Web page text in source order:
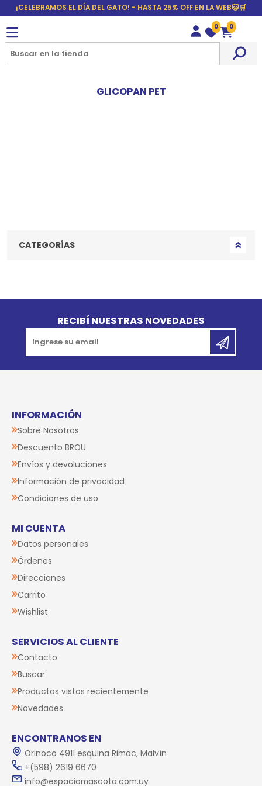
¡CELEBRAMOS EL DÍA DEL GATO! - HASTA 25% OFF EN LA WEB🐱🛒
Wishlist
0
Carrito
0
GLICOPAN PET
CATEGORÍAS
RECIBÍ NUESTRAS NOVEDADES
INFORMACIÓN
Sobre Nosotros
Descuento BROU
Envíos y devoluciones
Información de privacidad
Condiciones de uso
MI CUENTA
Datos personales
Órdenes
Direcciones
Carrito
Wishlist
SERVICIOS AL CLIENTE
Contacto
Buscar
Productos vistos recientemente
Novedades
ENCONTRANOS EN
Orinoco 4911 esquina Rimac, Malvín
+(598) 2619 6670
info@espaciomascota.com.uy